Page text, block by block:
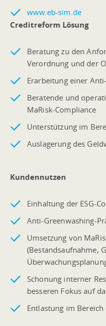
www.eb-sim.de
Creditreform Lösung
Beratung zu den
Verordnung und der
Erarbeitung einer
Beratende und
MaRisk-Compliance
Unterstützung im
Auslagerung des
Kundennutzen
Einhaltung der ESG-
Anti-Greenwashing-
Umsetzung von
(Bestandsaufnahme,
Schonung interner
besseren Fokus auf
Entlastung im